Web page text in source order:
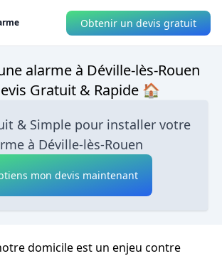
Obtenir un devis gratuit
alarme à Déville-lès-Rouen
Gratuit & Rapide 🏠
& Simple pour installer votre
à Déville-lès-Rouen
mon devis maintenant
domicile est un enjeu contre